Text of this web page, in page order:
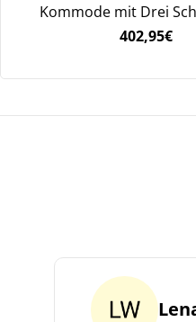
Kommode mit Drei
402,95€